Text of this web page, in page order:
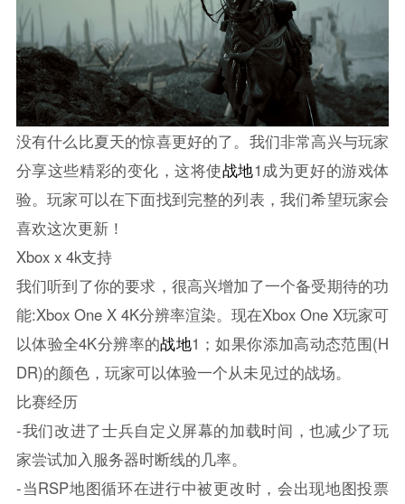
没有什么比夏天的惊喜更好的了。我们非常高兴与玩家
分享这些精彩的变化，这将使战地1成为更好的游戏体
验。玩家可以在下面找到完整的列表，我们希望玩家会
喜欢这次更新！
Xbox x 4k支持
我们听到了你的要求，很高兴增加了一个备受期待的功
能:Xbox One X 4K分辨率渲染。现在Xbox One X玩家可
以体验全4K分辨率的战地1；如果你添加高动态范围(H
DR)的颜色，玩家可以体验一个从未见过的战场。
比赛经历
-我们改进了士兵自定义屏幕的加载时间，也减少了玩
家尝试加入服务器时断线的几率。
-当RSP地图循环在进行中被更改时，会出现地图投票